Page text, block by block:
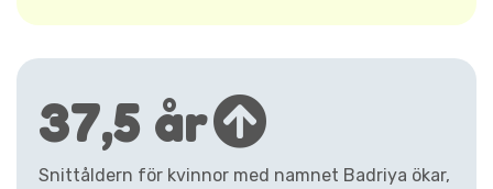
37,5 år
Snittåldern för kvinnor med namnet Badriya ökar,